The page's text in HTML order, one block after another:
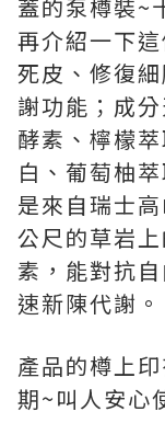
蓋的泵樽裝~
再介紹一下
死皮、修復
謝功能；成
酵素、檸檬
白、葡萄柚
是來自瑞士
公尺的草岩
素，能對抗
速新陳代謝。
產品的樽上
期~叫人安心